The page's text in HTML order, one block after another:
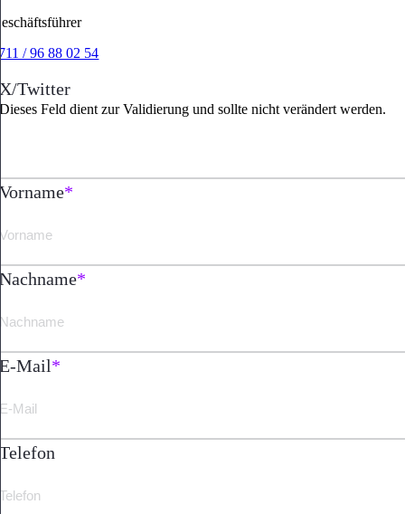
/ 96 88 02 54
X/Twitter
Dieses Feld dient zur Validierung und sollte nicht verändert werden.
Vorname*
Nachname*
E-Mail*
Telefon